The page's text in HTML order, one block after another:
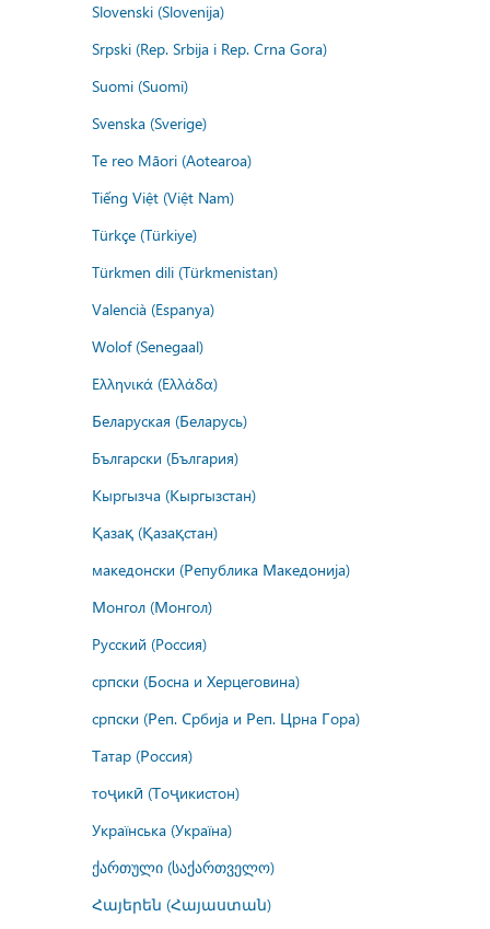
Slovenski (Slovenija)
Srpski (Rep. Srbija i Rep. Crna Gora)
Suomi (Suomi)
Svenska (Sverige)
Te reo Māori (Aotearoa)
Tiếng Việt (Việt Nam)
Türkçe (Türkiye)
Türkmen dili (Türkmenistan)
Valencià (Espanya)
Wolof (Senegaal)
Ελληνικά (Ελλάδα)
Беларуская (Беларусь)
Български (България)
Кыргызча (Кыргызстан)
Қазақ (Қазақстан)
македонски (Република Македонија)
Монгол (Монгол)
Русский (Россия)
српски (Босна и Херцеговина)
српски (Реп. Србија и Реп. Црна Гора)
Татар (Россия)
тоҷикӣ (Тоҷикистон)
Українська (Україна)
ქართული (საქართველო)
Հայերեն (Հայաստան)